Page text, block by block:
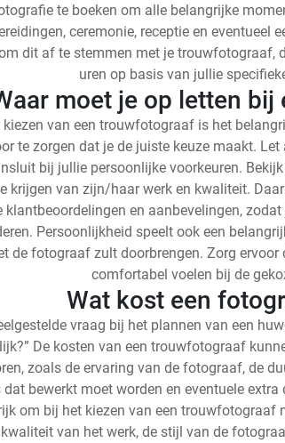
te boeken om alle belangrijke
ceremonie, receptie en eventueel
dit af te stemmen met je trouwfotograaf,
uren op basis van jullie
moet je op letten
kiezen van een trouwfotograaf is het
te zorgen dat je de juiste keuze maakt.
bij jullie persoonlijke voorkeuren.
krijgen van zijn/haar werk en kwaliteit.
klantbeoordelingen en aanbevelingen,
Persoonlijkheid speelt ook een
de fotograaf zult doorbrengen. Zorg
comfortabel voelen bij de
Wat kost een
vraag bij het plannen van een
De kosten van een trouwfotograaf
zoals de ervaring van de fotograaf, de
dat bewerkt moet worden en eventuele
om bij het kiezen van een trouwfotograaf
van het werk, de stijl van de